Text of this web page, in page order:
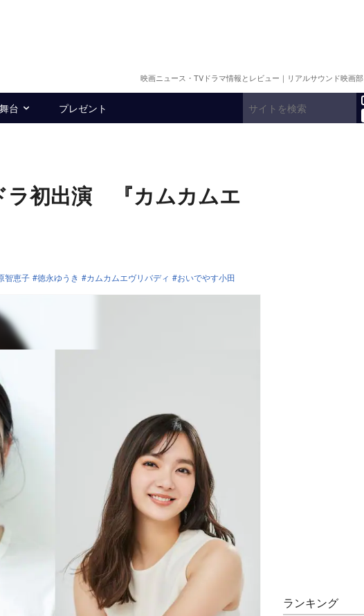
映画ニュース・TVドラマ情報とレビュー｜リアルサウンド映画部
舞台 プレゼント
ラ初出演 『カムカムエ
智恵子 徳永ゆうき カムカムエヴリバディ おいでやす小田
ランキング